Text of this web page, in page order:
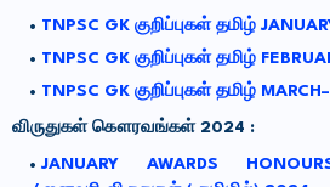
TNPSC GK குறிப்புகள் தமிழ்
TNPSC GK குறிப்புகள் தமிழ்
TNPSC GK குறிப்புகள் தமிழ்
விருதுகள் கௌரவங்கள்2024 :
JANUARY AWARDS